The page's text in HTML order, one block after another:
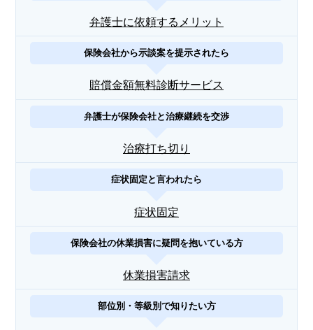
弁護士に依頼するメリット
保険会社から示談案を提示されたら
賠償金額無料診断サービス
弁護士が保険会社と治療継続を交渉
治療打ち切り
症状固定と言われたら
症状固定
保険会社の休業損害に疑問を抱いている方
休業損害請求
部位別・等級別で知りたい方